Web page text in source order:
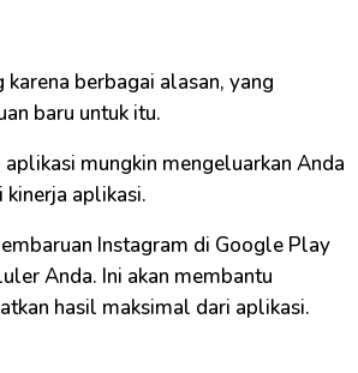
berbagai alasan, yang
baru untuk itu.
mungkin mengeluarkan Anda
kinerja aplikasi.
Instagram di Google Play
Anda. Ini akan membantu
hasil maksimal dari aplikasi.